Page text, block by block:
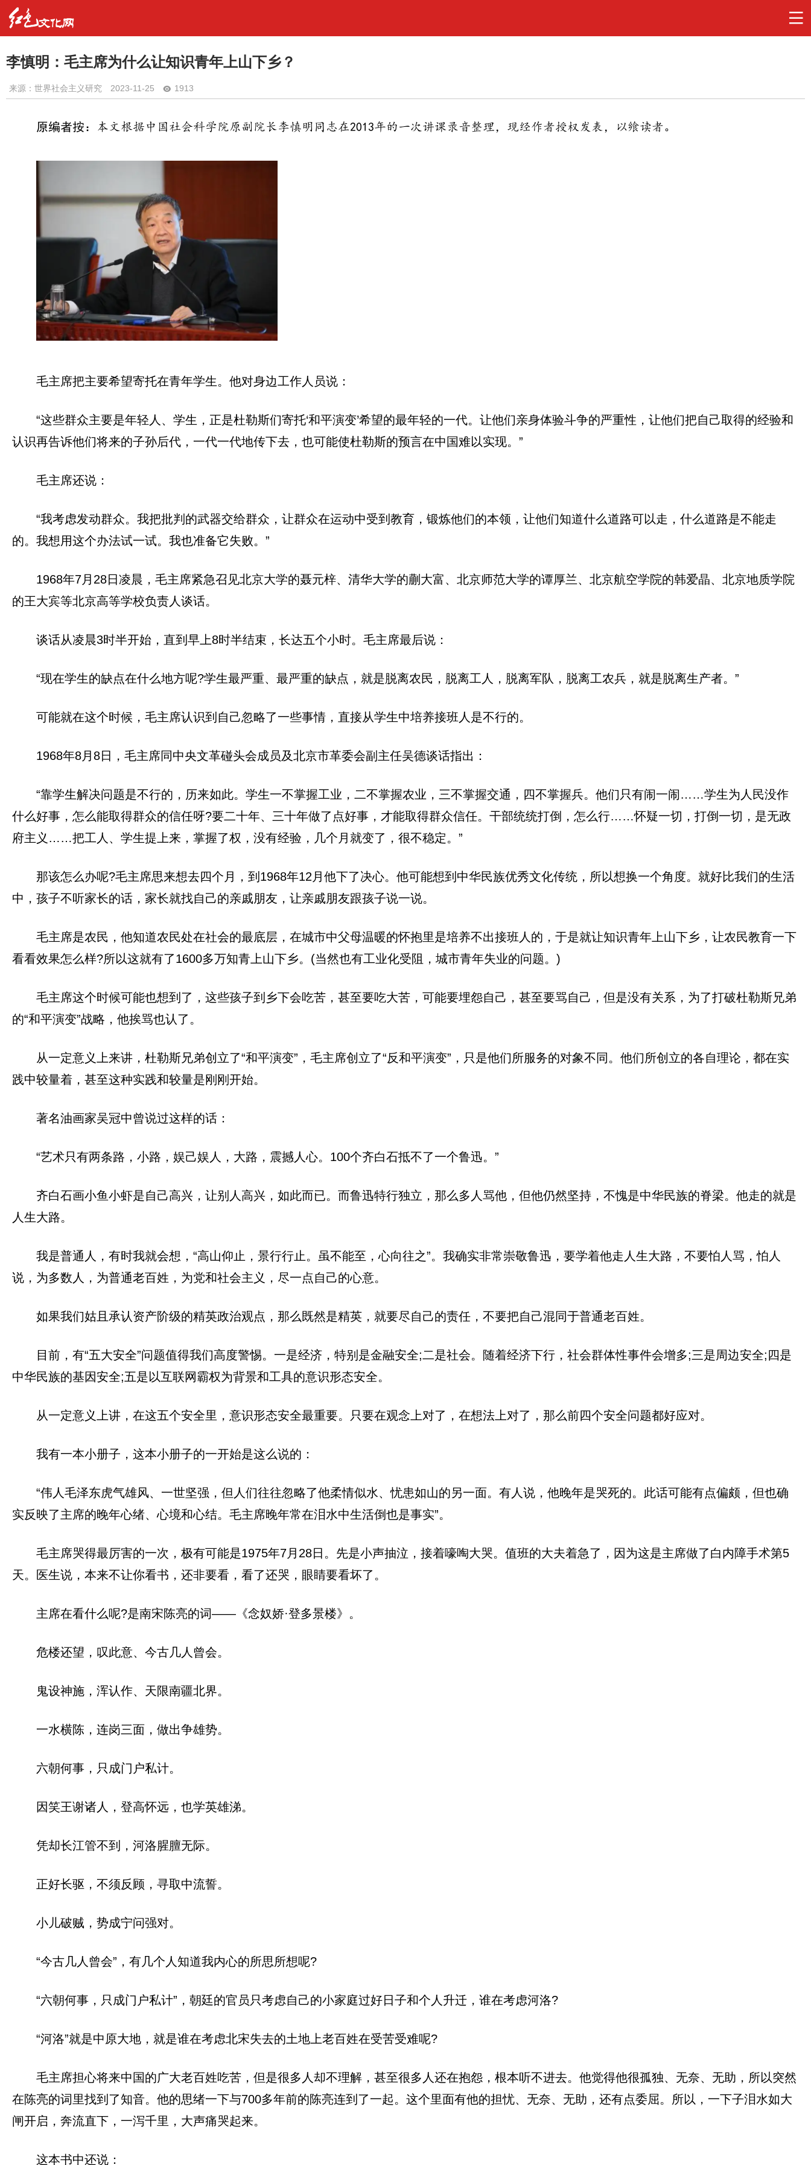
李慎明：毛主席为什么让知识青年上山下乡？
来源：世界社会主义研究 2023-11-25 1913
原编者按： 本文根据中国社会科学院原副院长李慎明同志在2013年的一次讲课录音整理，现经作者授权发表，以飨读者。
毛主席把主要希望寄托在青年学生。他对身边工作人员说：
“这些群众主要是年轻人、学生，正是杜勒斯们寄托‘和平演变’希望的最年轻的一代。让他们亲身体验斗争的严重性，让他们把自己取得的经验和
认识再告诉他们将来的子孙后代，一代一代地传下去，也可能使杜勒斯的预言在中国难以实现。”
毛主席还说：
“我考虑发动群众。我把批判的武器交给群众，让群众在运动中受到教育，锻炼他们的本领，让他们知道什么道路可以走，什么道路是不能走
的。我想用这个办法试一试。我也准备它失败。”
1968年7月28日凌晨，毛主席紧急召见北京大学的聂元梓、清华大学的蒯大富、北京师范大学的谭厚兰、北京航空学院的韩爱晶、北京地质学院
的王大宾等北京高等学校负责人谈话。
谈话从凌晨3时半开始，直到早上8时半结束，长达五个小时。毛主席最后说：
“现在学生的缺点在什么地方呢?学生最严重、最严重的缺点，就是脱离农民，脱离工人，脱离军队，脱离工农兵，就是脱离生产者。”
可能就在这个时候，毛主席认识到自己忽略了一些事情，直接从学生中培养接班人是不行的。
1968年8月8日，毛主席同中央文革碰头会成员及北京市革委会副主任吴德谈话指出：
“靠学生解决问题是不行的，历来如此。学生一不掌握工业，二不掌握农业，三不掌握交通，四不掌握兵。他们只有闹一闹……学生为人民没作
什么好事，怎么能取得群众的信任呀?要二十年、三十年做了点好事，才能取得群众信任。干部统统打倒，怎么行……怀疑一切，打倒一切，是无政
府主义……把工人、学生提上来，掌握了权，没有经验，几个月就变了，很不稳定。”
那该怎么办呢?毛主席思来想去四个月，到1968年12月他下了决心。他可能想到中华民族优秀文化传统，所以想换一个角度。就好比我们的生活
中，孩子不听家长的话，家长就找自己的亲戚朋友，让亲戚朋友跟孩子说一说。
毛主席是农民，他知道农民处在社会的最底层，在城市中父母温暖的怀抱里是培养不出接班人的，于是就让知识青年上山下乡，让农民教育一下
看看效果怎么样?所以这就有了1600多万知青上山下乡。(当然也有工业化受阻，城市青年失业的问题。)
毛主席这个时候可能也想到了，这些孩子到乡下会吃苦，甚至要吃大苦，可能要埋怨自己，甚至要骂自己，但是没有关系，为了打破杜勒斯兄弟
的“和平演变”战略，他挨骂也认了。
从一定意义上来讲，杜勒斯兄弟创立了“和平演变”，毛主席创立了“反和平演变”，只是他们所服务的对象不同。他们所创立的各自理论，都在实
践中较量着，甚至这种实践和较量是刚刚开始。
著名油画家吴冠中曾说过这样的话：
“艺术只有两条路，小路，娱己娱人，大路，震撼人心。100个齐白石抵不了一个鲁迅。”
齐白石画小鱼小虾是自己高兴，让别人高兴，如此而已。而鲁迅特行独立，那么多人骂他，但他仍然坚持，不愧是中华民族的脊梁。他走的就是
人生大路。
我是普通人，有时我就会想，“高山仰止，景行行止。虽不能至，心向往之”。我确实非常崇敬鲁迅，要学着他走人生大路，不要怕人骂，怕人
说，为多数人，为普通老百姓，为党和社会主义，尽一点自己的心意。
如果我们姑且承认资产阶级的精英政治观点，那么既然是精英，就要尽自己的责任，不要把自己混同于普通老百姓。
目前，有“五大安全”问题值得我们高度警惕。一是经济，特别是金融安全;二是社会。随着经济下行，社会群体性事件会增多;三是周边安全;四是
中华民族的基因安全;五是以互联网霸权为背景和工具的意识形态安全。
从一定意义上讲，在这五个安全里，意识形态安全最重要。只要在观念上对了，在想法上对了，那么前四个安全问题都好应对。
我有一本小册子，这本小册子的一开始是这么说的：
“伟人毛泽东虎气雄风、一世坚强，但人们往往忽略了他柔情似水、忧患如山的另一面。有人说，他晚年是哭死的。此话可能有点偏颇，但也确
实反映了主席的晚年心绪、心境和心结。毛主席晚年常在泪水中生活倒也是事实”。
毛主席哭得最厉害的一次，极有可能是1975年7月28日。先是小声抽泣，接着嚎啕大哭。值班的大夫着急了，因为这是主席做了白内障手术第5
天。医生说，本来不让你看书，还非要看，看了还哭，眼睛要看坏了。
主席在看什么呢?是南宋陈亮的词——《念奴娇·登多景楼》。
危楼还望，叹此意、今古几人曾会。
鬼设神施，浑认作、天限南疆北界。
一水横陈，连岗三面，做出争雄势。
六朝何事，只成门户私计。
因笑王谢诸人，登高怀远，也学英雄涕。
凭却长江管不到，河洛腥膻无际。
正好长驱，不须反顾，寻取中流誓。
小儿破贼，势成宁问强对。
“今古几人曾会”，有几个人知道我内心的所思所想呢?
“六朝何事，只成门户私计”，朝廷的官员只考虑自己的小家庭过好日子和个人升迁，谁在考虑河洛?
“河洛”就是中原大地，就是谁在考虑北宋失去的土地上老百姓在受苦受难呢?
毛主席担心将来中国的广大老百姓吃苦，但是很多人却不理解，甚至很多人还在抱怨，根本听不进去。他觉得他很孤独、无奈、无助，所以突然
在陈亮的词里找到了知音。他的思绪一下与700多年前的陈亮连到了一起。这个里面有他的担忧、无奈、无助，还有点委屈。所以，一下子泪水如大
闸开启，奔流直下，一泻千里，大声痛哭起来。
这本书中还说：